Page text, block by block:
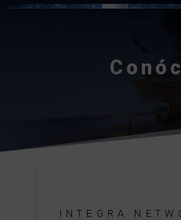
INTEGRA